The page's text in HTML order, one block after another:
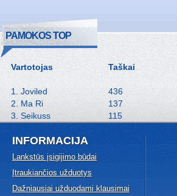
PAMOKOS TOP
Vartotojas Taškai
1. Joviled
436
2. Ma Ri
137
3. Seikuss
115
INFORMACIJA
Lankstūs įsigijimo būdai
Įtraukiančios užduotys
Dažniausiai užduodami klausimai